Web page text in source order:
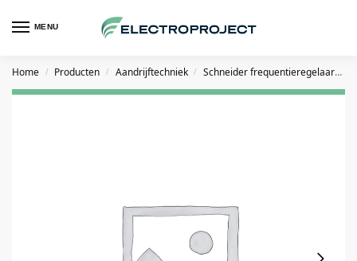
MENU
Home / Producten / Aandrijftechniek / Schneider frequentieregelaars